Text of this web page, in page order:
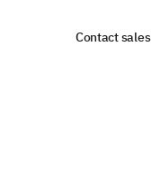
Contact sales